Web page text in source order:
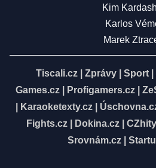
Kim
Karlos
Marek
Tiscali.cz Zprávy Sport
Games.cz
Profigamers.cz
Karaoketexty.cz|
Fights.cz
Dokina.cz
Srovnám.cz